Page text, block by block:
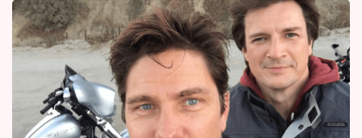
Vztahy
Seriály
Horoskopy